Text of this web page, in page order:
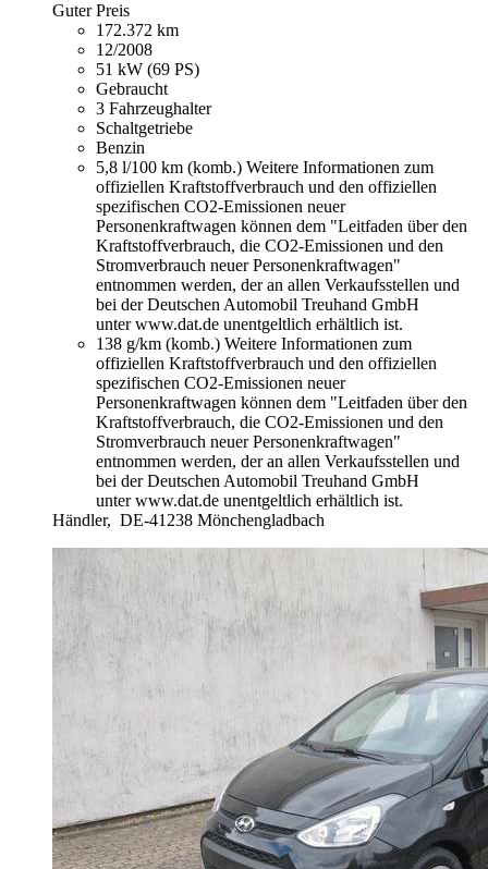
Guter Preis
172.372 km
12/2008
51 kW (69 PS)
Gebraucht
3 Fahrzeughalter
Schaltgetriebe
Benzin
5,8 l/100 km (komb.) Weitere Informationen zum
offiziellen Kraftstoffverbrauch und den offiziellen
spezifischen CO2-Emissionen neuer
Personenkraftwagen können dem "Leitfaden über den
Kraftstoffverbrauch, die CO2-Emissionen und den
Stromverbrauch neuer Personenkraftwagen"
entnommen werden, der an allen Verkaufsstellen und
bei der Deutschen Automobil Treuhand GmbH
unter www.dat.de unentgeltlich erhältlich ist.
138 g/km (komb.) Weitere Informationen zum
offiziellen Kraftstoffverbrauch und den offiziellen
spezifischen CO2-Emissionen neuer
Personenkraftwagen können dem "Leitfaden über den
Kraftstoffverbrauch, die CO2-Emissionen und den
Stromverbrauch neuer Personenkraftwagen"
entnommen werden, der an allen Verkaufsstellen und
bei der Deutschen Automobil Treuhand GmbH
unter www.dat.de unentgeltlich erhältlich ist.
Händler, DE-41238 Mönchengladbach